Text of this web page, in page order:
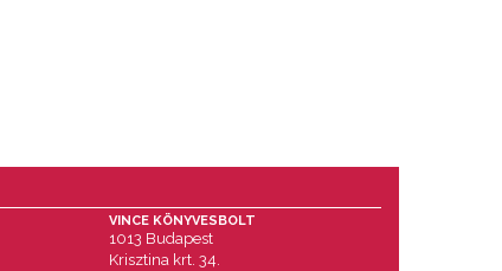
VINCE KÖNYVESBOLT
1013 Budapest
Krisztina krt. 34.